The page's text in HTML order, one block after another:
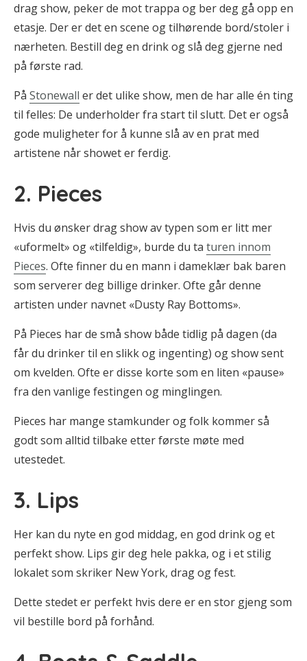
drag show, peker de mot trappa og ber deg gå opp en
etasje. Der er det en scene og tilhørende bord/stoler i
nærheten. Bestill deg en drink og slå deg gjerne ned
på første rad.
På Stonewall er det ulike show, men de har alle én ting
til felles: De underholder fra start til slutt. Det er også
gode muligheter for å kunne slå av en prat med
artistene når showet er ferdig.
2. Pieces
Hvis du ønsker drag show av typen som er litt mer
«uformelt» og «tilfeldig», burde du ta turen innom
Pieces. Ofte finner du en mann i dameklær bak baren
som serverer deg billige drinker. Ofte går denne
artisten under navnet «Dusty Ray Bottoms».
På Pieces har de små show både tidlig på dagen (da
får du drinker til en slikk og ingenting) og show sent
om kvelden. Ofte er disse korte som en liten «pause»
fra den vanlige festingen og minglingen.
Pieces har mange stamkunder og folk kommer så
godt som alltid tilbake etter første møte med
utestedet.
3. Lips
Her kan du nyte en god middag, en god drink og et
perfekt show. Lips gir deg hele pakka, og i et stilig
lokalet som skriker New York, drag og fest.
Dette stedet er perfekt hvis dere er en stor gjeng som
vil bestille bord på forhånd.